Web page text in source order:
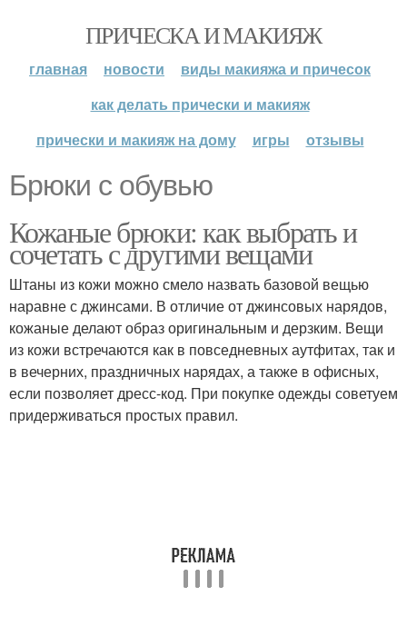
ПРИЧЕСКА И МАКИЯЖ
главная новости
виды макияжа и причесок
как делать прически и макияж
прически и макияж на дому
игры отзывы
Брюки с обувью
Кожаные брюки: как выбрать и
сочетать с другими вещами
Штаны из кожи можно смело назвать базовой вещью
наравне с джинсами. В отличие от джинсовых нарядов,
кожаные делают образ оригинальным и дерзким. Вещи
из кожи встречаются как в повседневных аутфитах, так и
в вечерних, праздничных нарядах, а также в офисных,
если позволяет дресс-код. При покупке одежды советуем
придерживаться простых правил.